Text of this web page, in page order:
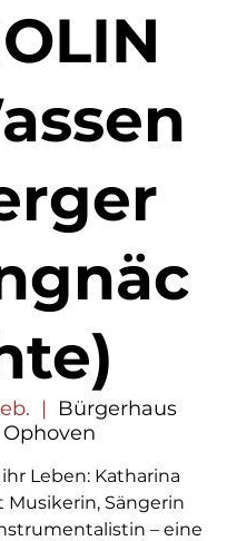
  |
Bürgerhaus
Ophoven
Leben: Katharina
Musikerin, Sängerin
– eine